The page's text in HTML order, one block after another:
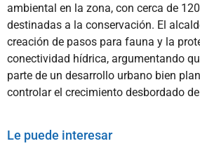
ambiental en la zona, con cerca de
destinadas a la conservación. El
creación de pasos para fauna y la
conectividad hídrica, argumentando
parte de un desarrollo urbano bien
controlar el crecimiento desbordado
Le puede interesar